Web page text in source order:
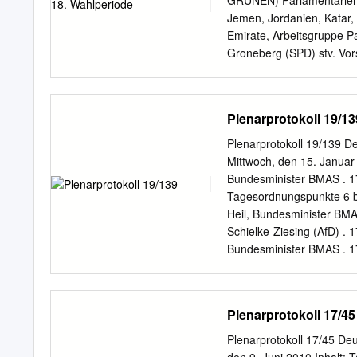
Drucksache 18/7482
Meister, Parl.
............................
Jemen, Jordanien,
Emirate, Arbeitsgruppe
Groneberg (SPD) stv.
(SPD) stv. Vors.: Caren
Parlamentariergruppe
Vors.: Rainer Spiering
(BÜNDNIS 90/DIE
Litauen) Vorsitz: Alois
(DIE LINKE.) stv. Vors.:
Belarussische
Wadephul (CDU/CSU)
Parlamentariergruppe
GRÜNEN) stv.
Plenarprotokoll 19/
Plenarprotokoll 19/139
Mittwoch, den 15.
Bundesminister BMAS .
Tagesordnungspunkte 6
Heil, Bundesminister
Schielke-Ziesing (AfD) .
Bundesminister BMAS .
17337 C Hubertus Heil,
17337 D René Springer
Bundesminister BMAS .
Plenarprotokoll 17/45
Plenarprotokoll 17/45